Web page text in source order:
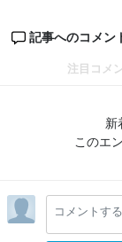
記事へのコメン
注目コメ
新
このエ
コメントす